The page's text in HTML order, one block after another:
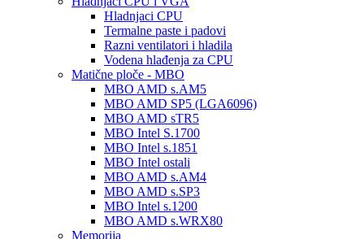
Hladnjaci CPU
Termalne paste i padovi
Razni ventilatori i hladila
Vodena hlađenja za CPU
Matične ploče - MBO
MBO AMD s.AM5
MBO AMD SP5 (LGA6096)
MBO AMD sTR5
MBO Intel S.1700
MBO Intel s.1851
MBO Intel ostali
MBO AMD s.AM4
MBO AMD s.SP3
MBO Intel s.1200
MBO AMD s.WRX80
Memorija